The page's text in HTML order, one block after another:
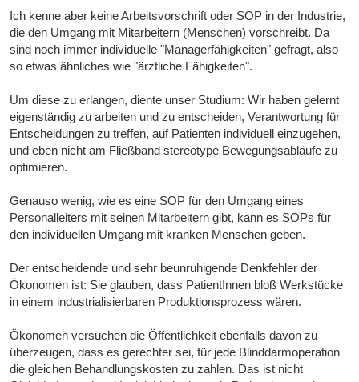
Ich kenne aber keine Arbeitsvorschrift oder SOP in der Industrie,
die den Umgang mit Mitarbeitern (Menschen) vorschreibt. Da
sind noch immer individuelle "Managerfähigkeiten" gefragt, also
so etwas ähnliches wie "ärztliche Fähigkeiten".
Um diese zu erlangen, diente unser Studium: Wir haben gelernt
eigenständig zu arbeiten und zu entscheiden, Verantwortung für
Entscheidungen zu treffen, auf Patienten individuell einzugehen,
und eben nicht am Fließband stereotype Bewegungsabläufe zu
optimieren.
Genauso wenig, wie es eine SOP für den Umgang eines
Personalleiters mit seinen Mitarbeitern gibt, kann es SOPs für
den individuellen Umgang mit kranken Menschen geben.
Der entscheidende und sehr beunruhigende Denkfehler der
Ökonomen ist: Sie glauben, dass PatientInnen bloß Werkstücke
in einem industrialisierbaren Produktionsprozess wären.
Ökonomen versuchen die Öffentlichkeit ebenfalls davon zu
überzeugen, dass es gerechter sei, für jede Blinddarmoperation
die gleichen Behandlungskosten zu zahlen. Das ist nicht